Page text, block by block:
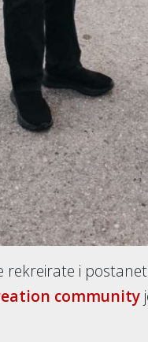
rekreirate i
community